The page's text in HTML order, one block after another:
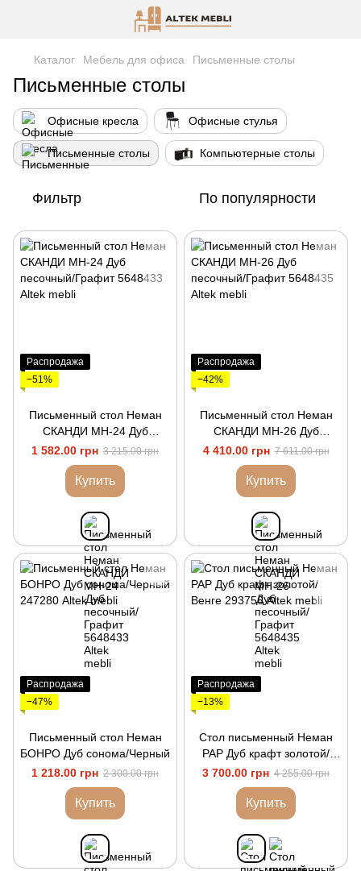
Каталог Мебель для офиса Письменные столы
Письменные столы
Офисные кресла Офисные стулья
Письменные столы Компьютерные столы
Фильтр По популярности
Распродажа
−51%
Письменный стол Неман
СКАНДИ МН-24 Дуб
песочный/Графит
1 582.00 грн 3 215.00 грн
Купить
Распродажа
−42%
Письменный стол Неман
СКАНДИ МН-26 Дуб
песочный/Графит
4 410.00 грн 7 611.00 грн
Купить
Распродажа
−47%
Письменный стол Неман
БОНРО Дуб сонома/Черный
1 218.00 грн 2 300.00 грн
Купить
Распродажа
−13%
Стол письменный Неман
РАР Дуб крафт золотой/
Венге
3 700.00 грн 4 255.00 грн
Купить